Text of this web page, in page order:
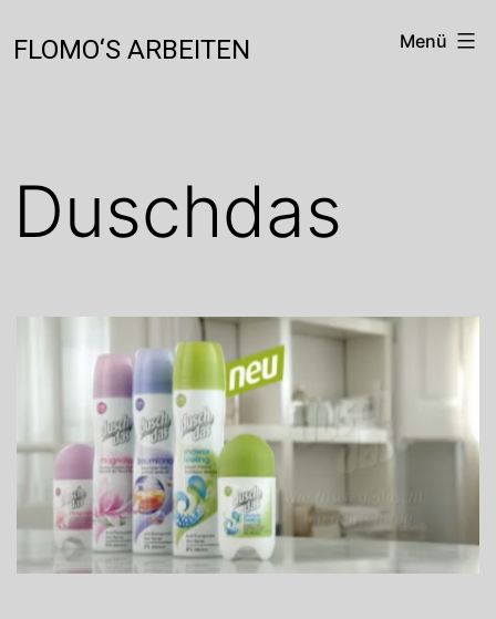
Inhalt
springen
FLOMO‘S ARBEITEN Menü
Duschdas